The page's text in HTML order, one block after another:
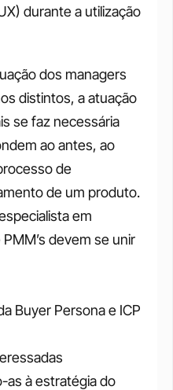
durante a utilização
dos managers
distintos, a atuação
se faz necessária
ao antes, ao
de
de um produto.
em
devem se unir
Buyer Persona e ICP
as à estratégia do